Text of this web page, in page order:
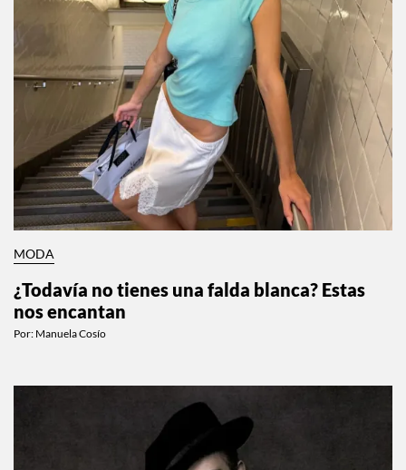
MODA
¿Todavía no tienes una falda blanca? Estas
nos encantan
Por: Manuela Cosío